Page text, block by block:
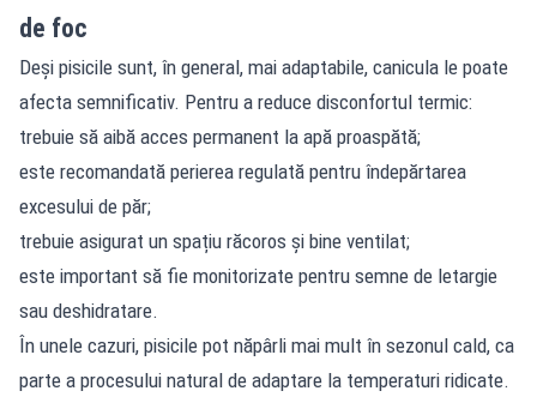
de foc
Deși pisicile sunt, în general, mai adaptabile, canicula le poate
afecta semnificativ. Pentru a reduce disconfortul termic:
trebuie să aibă acces permanent la apă proaspătă;
este recomandată perierea regulată pentru îndepărtarea
excesului de păr;
trebuie asigurat un spațiu răcoros și bine ventilat;
este important să fie monitorizate pentru semne de letargie
sau deshidratare.
În unele cazuri, pisicile pot năpârli mai mult în sezonul cald, ca
parte a procesului natural de adaptare la temperaturi ridicate.